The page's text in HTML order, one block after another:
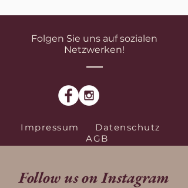
Folgen Sie uns auf sozialen
Netzwerken!
Impressum
Datenschutz
AGB
Follow us on Instagram